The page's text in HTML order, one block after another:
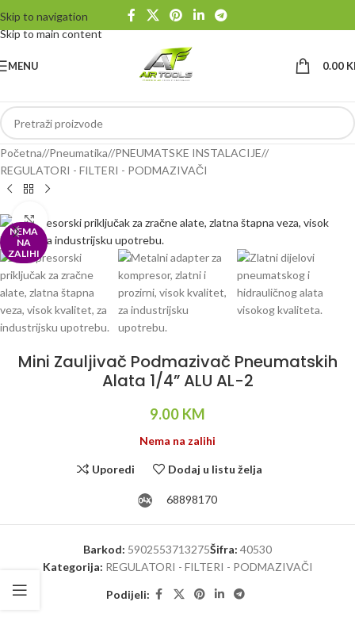
Skip to navigation
Skip to main content
MENU 0.00
Početna/ Pneumatika/ PNEUMATSKE INSTALACIJE/
REGULATORI - FILTERI - PODMAZIVAČI
NEMA
NA
ZALIHI
Klikni da uvećaš
Mini Zauljivač Podmazivač Pneumatskih
Alata 1/4” ALU AL-2
9.00 KM
Nema na zalihi
Uporedi Dodaj u listu želja
68898170
Barkod: 5902553713275Šifra: 40530
Kategorija: REGULATORI - FILTERI - PODMAZIVAČI
Podijeli: